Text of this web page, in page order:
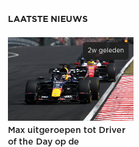
LAATSTE NIEUWS
2w geleden
Max uitgeroepen tot Driver
of the Day op de